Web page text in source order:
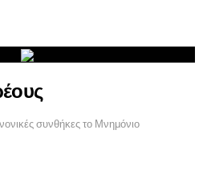
συνθήκες το Μνημόνιο